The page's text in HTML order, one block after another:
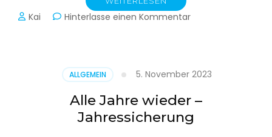
Kai Hinterlasse einen Kommentarzu
ALLGEMEIN 5. November 2023
Alle Jahre wieder –
Jahressicherung